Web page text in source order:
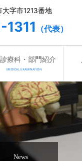
大字市1213番地
（代表）
療科・部門紹介
MEDICAL EXAMINATION
News